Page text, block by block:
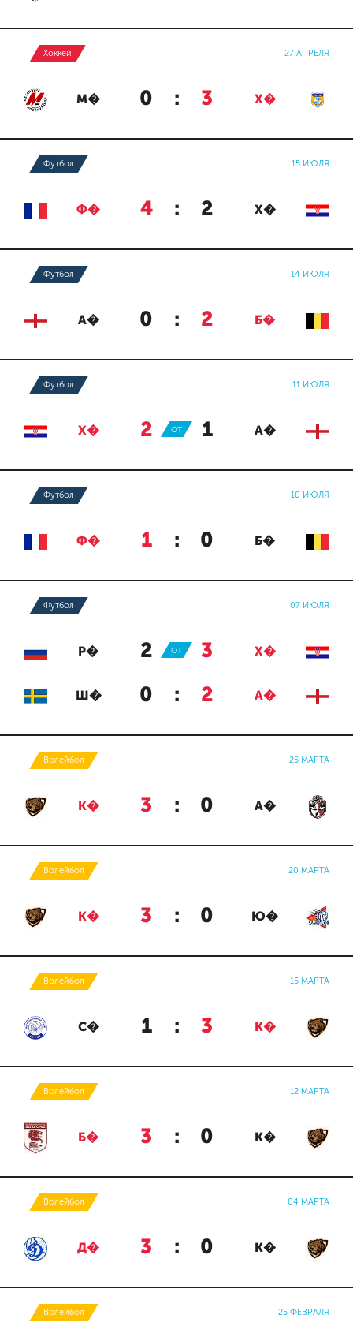
Хоккей 27 АПРЕЛЯ
М� 0 : 3 Х�
Футбол 15 ИЮЛЯ
Ф� 4 : 2 Х�
Футбол 14 ИЮЛЯ
А� 0 : 2 Б�
Футбол 11 ИЮЛЯ
Х� 2 : 1 А�
ОТ
Футбол 10 ИЮЛЯ
Ф� 1 : 0 Б�
Футбол 07 ИЮЛЯ
Р� 2 : 3 Х�
ОТ
Ш� 0 : 2 А�
Волейбол 25 МАРТА
К� 3 : 0 А�
Волейбол 20 МАРТА
К� 3 : 0 Ю�
Волейбол 15 МАРТА
С� 1 : 3 К�
Волейбол 12 МАРТА
Б� 3 : 0 К�
Волейбол 04 МАРТА
Д� 3 : 0 К�
Волейбол 25 ФЕВРАЛЯ